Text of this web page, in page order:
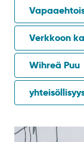
Verkkoon
Wihreä Puu